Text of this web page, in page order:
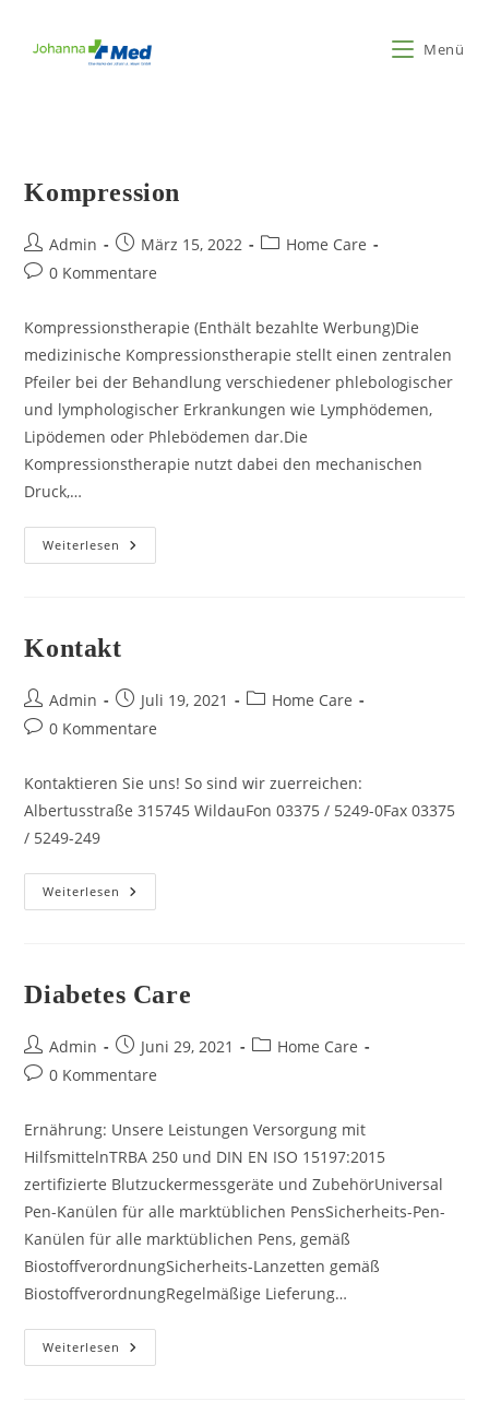
Inhalt
Menü
Kompression
Beitrags-
Autor:
Admin
Beitrag
veröffentlicht:
März 15, 2022
Beitrags-
Home Care
Beitrags-
0 Kommentare
Kompressionstherapie (Enthält bezahlte Werbung)Die
medizinische Kompressionstherapie stellt einen zentralen
Pfeiler bei der Behandlung verschiedener phlebologischer
und lymphologischer Erkrankungen wie Lymphödemen,
Lipödemen oder Phlebödemen dar.Die
Kompressionstherapie nutzt dabei den mechanischen
Druck,…
Weiterlesen Kompression
Kontakt
Beitrags-
Autor:
Admin
Beitrag
veröffentlicht:
Juli 19, 2021
Beitrags-
Home Care
Beitrags-
0 Kommentare
Kontaktieren Sie uns! So sind wir zuerreichen:
Albertusstraße 315745 WildauFon 03375 / 5249-0Fax 03375
/ 5249-249
Weiterlesen Kontakt
Diabetes Care
Beitrags-
Autor:
Admin
Beitrag
veröffentlicht:
Juni 29, 2021
Beitrags-
Home Care
Beitrags-
0 Kommentare
Ernährung: Unsere Leistungen Versorgung mit
HilfsmittelnTRBA 250 und DIN EN ISO 15197:2015
zertifizierte Blutzuckermessgeräte und ZubehörUniversal
Pen-Kanülen für alle marktüblichen PensSicherheits-Pen-
Kanülen für alle marktüblichen Pens, gemäß
BiostoffverordnungSicherheits-Lanzetten gemäß
BiostoffverordnungRegelmäßige Lieferung…
Weiterlesen Diabetes
Care